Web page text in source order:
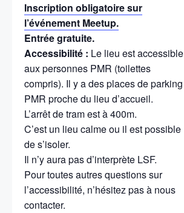
Inscription obligatoire sur
l’événement Meetup.
Entrée gratuite.
Accessibilité : Le lieu est accessible
aux personnes PMR (toilettes
compris). Il y a des places de parking
PMR proche du lieu d’accueil.
L’arrêt de tram est à 400m.
C’est un lieu calme ou il est possible
de s’isoler.
Il n’y aura pas d’interprète LSF.
Pour toutes autres questions sur
l’accessibilité, n’hésitez pas à nous
contacter.